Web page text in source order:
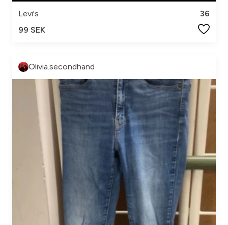
Levi's
36
99 SEK
Olivia.secondhand